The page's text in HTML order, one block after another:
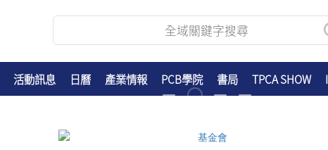
活動訊息 日曆 產業情報 PCB學院 書局 TPCA SHOW